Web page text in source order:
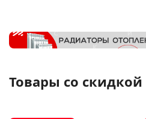
Товары со скидкой